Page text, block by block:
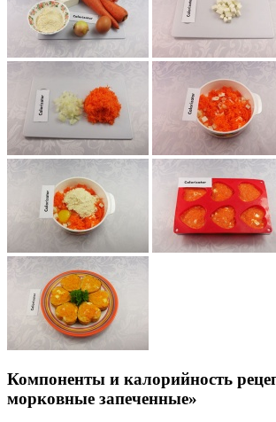
Компоненты и калорийность
морковные запеченные»